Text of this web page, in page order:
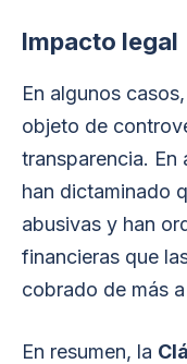
Impacto legal
En algunos
objeto de
transparencia. En
han dictaminado
abusivas y han
financieras que
cobrado de más
En resumen, la